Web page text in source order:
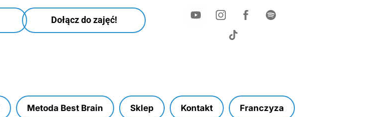
Dołącz do zajęć!
Metoda Best Brain Sklep Kontakt Franczyza